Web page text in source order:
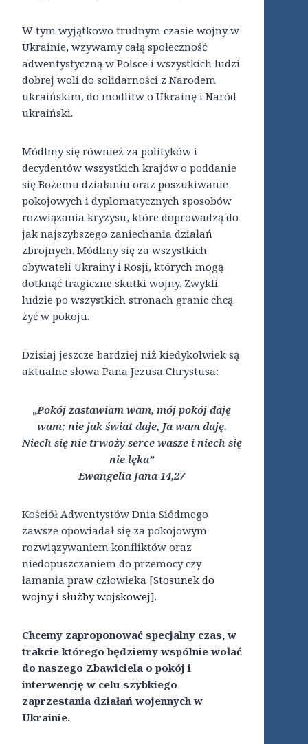
W tym wyjątkowo trudnym czasie wojny w
Ukrainie, wzywamy całą społeczność
adwentystyczną w Polsce i wszystkich ludzi
dobrej woli do solidarności z Narodem
ukraińskim, do modlitw o Ukrainę i Naród
ukraiński.
Módlmy się również za polityków i
decydentów wszystkich krajów o poddanie
się Bożemu działaniu oraz poszukiwanie
pokojowych i dyplomatycznych sposobów
rozwiązania kryzysu, które doprowadzą do
jak najszybszego zaniechania działań
zbrojnych. Módlmy się za wszystkich
obywateli Ukrainy i Rosji, których mogą
dotknąć tragiczne skutki wojny. Zwykli
ludzie po wszystkich stronach granic chcą
żyć w pokoju.
Dzisiaj jeszcze bardziej niż kiedykolwiek są
aktualne słowa Pana Jezusa Chrystusa:
„Pokój zastawiam wam, mój pokój daję
wam; nie jak świat daje, Ja wam daję.
Niech się nie trwoży serce wasze i niech się
nie lęka”
Ewangelia Jana 14,27
Kościół Adwentystów Dnia Siódmego
zawsze opowiadał się za pokojowym
rozwiązywaniem konfliktów oraz
niedopuszczaniem do przemocy czy
łamania praw człowieka [Stosunek do
wojny i służby wojskowej].
Chcemy zaproponować specjalny czas, w
trakcie którego będziemy wspólnie wołać
do naszego Zbawiciela o pokój i
interwencję w celu szybkiego
zaprzestania działań wojennych w
Ukrainie.